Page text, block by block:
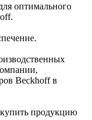
оптимального
Beckhoff в
продукцию